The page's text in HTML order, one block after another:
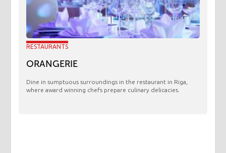
RESTAURANTS
ORANGERIE
​Dine in sumptuous surroundings in the restaurant in Riga,
where award winning chefs prepare culinary delicacies.